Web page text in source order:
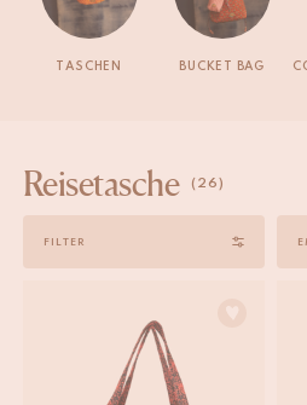
TASCHEN BUCKET BAG
Reisetasche (26)
FILTER